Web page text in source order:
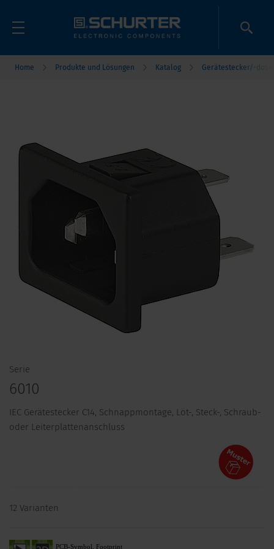
Home Produkte und Lösungen Katalog Gerätestecker/-
Serie
6010
IEC Gerätestecker C14, Schnappmontage, Löt-, Steck-, Schraub-
oder Leiterplattenanschluss
12 Varianten